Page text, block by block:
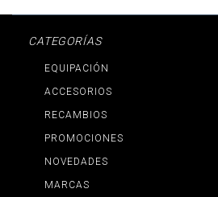
CATEGORÍAS
EQUIPACIÓN
ACCESORIOS
RECAMBIOS
PROMOCIONES
NOVEDADES
MARCAS